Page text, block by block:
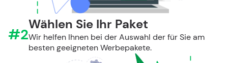
#2
Wählen Sie Ihr Paket
Wir helfen Ihnen bei der Auswahl der für Sie am
besten geeigneten Werbepakete.